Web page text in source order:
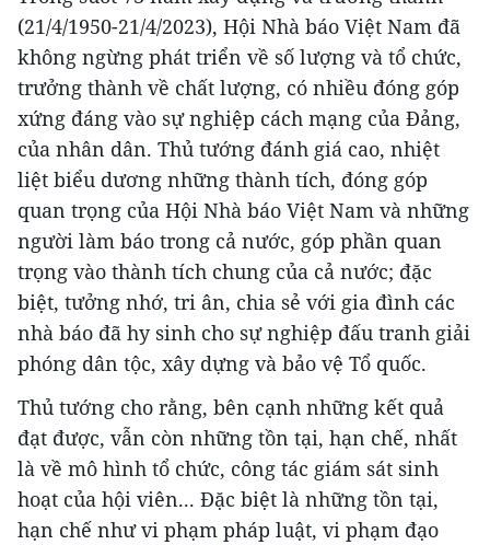
(21/4/1950-21/4/2023), Hội Nhà báo Việt Nam đã
không ngừng phát triển về số lượng và tổ chức,
trưởng thành về chất lượng, có nhiều đóng góp
xứng đáng vào sự nghiệp cách mạng của Đảng,
của nhân dân. Thủ tướng đánh giá cao, nhiệt
liệt biểu dương những thành tích, đóng góp
quan trọng của Hội Nhà báo Việt Nam và những
người làm báo trong cả nước, góp phần quan
trọng vào thành tích chung của cả nước; đặc
biệt, tưởng nhớ, tri ân, chia sẻ với gia đình các
nhà báo đã hy sinh cho sự nghiệp đấu tranh giải
phóng dân tộc, xây dựng và bảo vệ Tổ quốc.
Thủ tướng cho rằng, bên cạnh những kết quả
đạt được, vẫn còn những tồn tại, hạn chế, nhất
là về mô hình tổ chức, công tác giám sát sinh
hoạt của hội viên... Đặc biệt là những tồn tại,
hạn chế như vi phạm pháp luật, vi phạm đạo